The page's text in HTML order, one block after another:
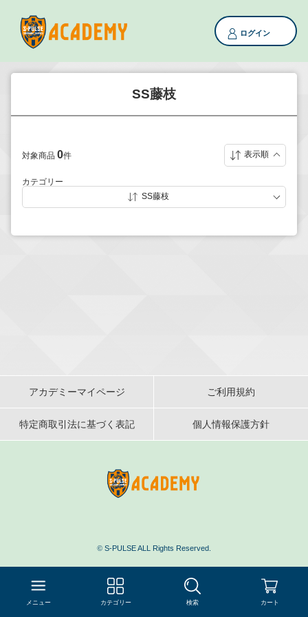
ログイン
SS藤枝
対象商品 0件 表示順
カテゴリー
SS藤枝
アカデミーマイページ ご利用規約
特定商取引法に基づく表記 個人情報保護方針
© S-PULSE ALL Rights Reserved.
メニュー カテゴリー 検索 カート